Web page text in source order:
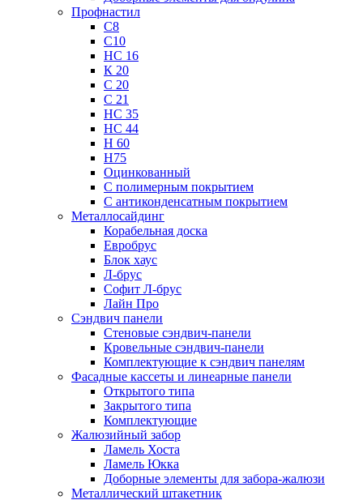
Профнастил
С8
С10
НС 16
К 20
С 20
С 21
НС 35
НС 44
Н 60
Н75
Оцинкованный
С полимерным покрытием
С антиконденсатным покрытием
Металлосайдинг
Корабельная доска
Евробрус
Блок хаус
Л-брус
Софит Л-брус
Лайн Про
Сэндвич панели
Стеновые сэндвич-панели
Кровельные сэндвич-панели
Комплектующие к сэндвич панелям
Фасадные кассеты и линеарные панели
Открытого типа
Закрытого типа
Комплектующие
Жалюзийный забор
Ламель Хоста
Ламель Юкка
Доборные элементы для забора-жалюзи
Металлический штакетник